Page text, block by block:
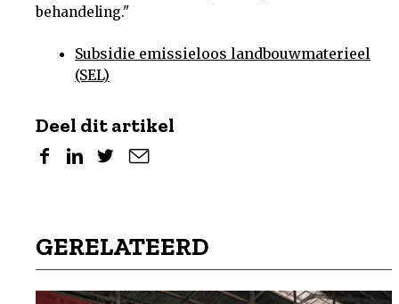
behandeling."
Subsidie emissieloos landbouwmaterieel
(SEL)
Deel dit artikel
GERELATEERD